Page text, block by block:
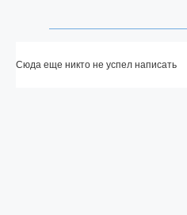
Сюда еще никто не успел написать